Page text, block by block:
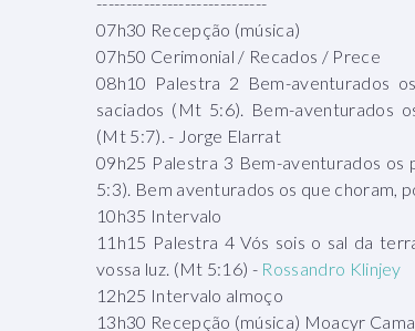
07h30 Recepção (música)
07h50 Cerimonial / Recados / Prece
08h10 Palestra 2 Bem-aventurados
saciados (Mt 5:6). Bem-aventurados
(Mt 5:7). - Jorge Elarrat
09h25 Palestra 3 Bem-aventurados
5:3). Bem aventurados os que choram,
10h35 Intervalo
11h15 Palestra 4 Vós sois o sal da
vossa luz. (Mt 5:16) - Rossandro Klinjey
12h25 Intervalo almoço
13h30 Recepção (música) Moacyr